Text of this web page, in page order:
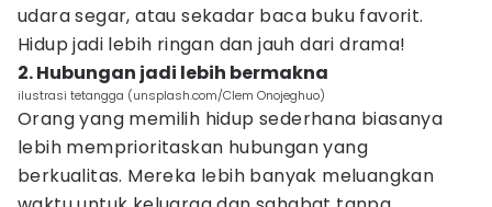
udara segar, atau sekadar baca buku favorit.
Hidup jadi lebih ringan dan jauh dari drama!
2. Hubungan jadi lebih bermakna
ilustrasi tetangga (unsplash.com/Clem Onojeghuo)
Orang yang memilih hidup sederhana biasanya
lebih memprioritaskan hubungan yang
berkualitas. Mereka lebih banyak meluangkan